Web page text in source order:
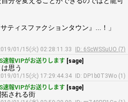
ティスファクションタウン』...！」
01/15(火) 02:28:11.33
ID: 6ScWSSuUO (7)
速報VIPがお送りします [sage]
思う
01/15(火) 17:29:44.34
ID: DP1b0T3Wo (1)
速報VIPがお送りします [sage]
される街